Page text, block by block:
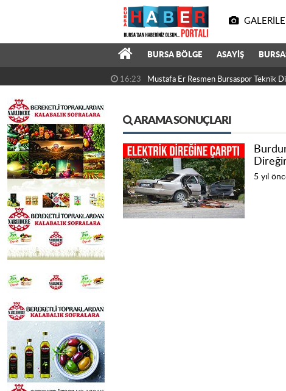
BURSA BÖLGE ASAYİŞ
16:23 Mustafa Er Resmen Bursaspor Teknik
ARAMA SONUÇLARI
5 yıl